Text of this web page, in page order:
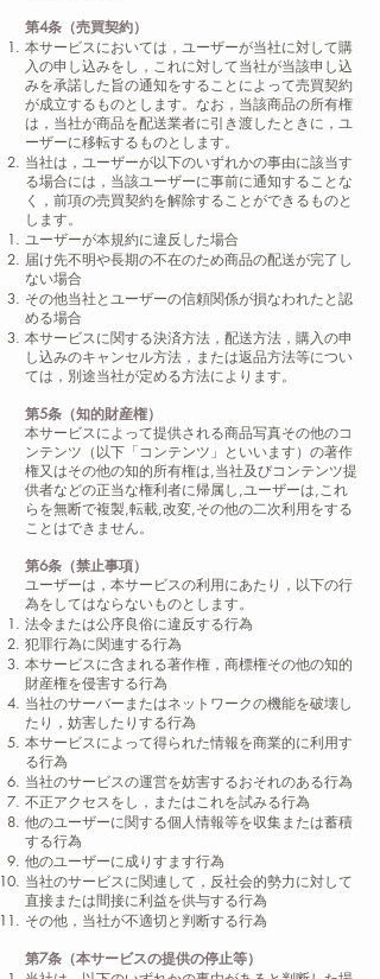
第4条（売買契約）
本サービスにおいては，ユーザーが当社に対して購
入の申し込みをし，これに対して当社が当該申し込
みを承諾した旨の通知をすることによって売買契約
が成立するものとします。なお，当該商品の所有権
は，当社が商品を配送業者に引き渡したときに，ユ
ーザーに移転するものとします。
当社は，ユーザーが以下のいずれかの事由に該当す
る場合には，当該ユーザーに事前に通知することな
く，前項の売買契約を解除することができるものと
します。
ユーザーが本規約に違反した場合
届け先不明や長期の不在のため商品の配送が完了し
ない場合
その他当社とユーザーの信頼関係が損なわれたと認
める場合
本サービスに関する決済方法，配送方法，購入の申
し込みのキャンセル方法，または返品方法等につい
ては，別途当社が定める方法によります。
第5条（知的財産権）
本サービスによって提供される商品写真その他のコ
ンテンツ（以下「コンテンツ」といいます）の著作
権又はその他の知的所有権は,当社及びコンテンツ提
供者などの正当な権利者に帰属し,ユーザーは,これ
らを無断で複製,転載,改変,その他の二次利用をする
ことはできません。
第6条（禁止事項）
ユーザーは，本サービスの利用にあたり，以下の行
為をしてはならないものとします。
法令または公序良俗に違反する行為
犯罪行為に関連する行為
本サービスに含まれる著作権，商標権その他の知的
財産権を侵害する行為
当社のサーバーまたはネットワークの機能を破壊し
たり，妨害したりする行為
本サービスによって得られた情報を商業的に利用す
る行為
当社のサービスの運営を妨害するおそれのある行為
不正アクセスをし，またはこれを試みる行為
他のユーザーに関する個人情報等を収集または蓄積
する行為
他のユーザーに成りすます行為
当社のサービスに関連して，反社会的勢力に対して
直接または間接に利益を供与する行為
その他，当社が不適切と判断する行為
第7条（本サービスの提供の停止等）